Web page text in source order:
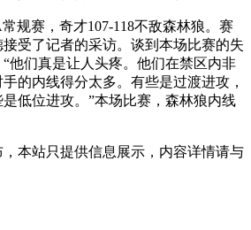
规赛，奇才107-118不敌森林狼。赛
受了记者的采访。谈到本场比赛的失
他们真是让人头疼。他们在禁区内非
的内线得分太多。有些是过渡进攻，
低位进攻。”本场比赛，森林狼内线
本站只提供信息展示，内容详情请与